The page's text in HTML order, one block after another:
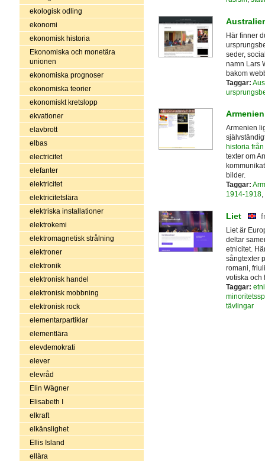
ekologisk odling
ekonomi
ekonomisk historia
Ekonomiska och monetära
unionen
ekonomiska prognoser
ekonomiska teorier
ekonomiskt kretslopp
ekvationer
elavbrott
elbas
electricitet
elefanter
elektricitet
elektricitetslära
elektriska installationer
elektrokemi
elektromagnetisk strålning
elektroner
elektronik
elektronisk handel
elektronisk mobbning
elektronisk rock
elementarpartiklar
elementlära
elevdemokrati
elever
elevråd
Elin Wägner
Elisabeth I
elkraft
elkänslighet
Ellis Island
ellära
Här finner
seder,
namn Lars
bakom
Taggar:
Armenien
historia
texter om
bilder.
Taggar:
1914-1918,
Liet
Liet är
deltar
etnicitet.
sångtexter
romani,
votiska och
Taggar:
tävlingar